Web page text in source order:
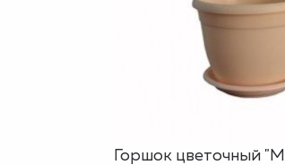
Горшок цветочный